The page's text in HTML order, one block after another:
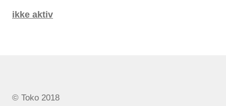
ikke aktiv
© Toko 2018